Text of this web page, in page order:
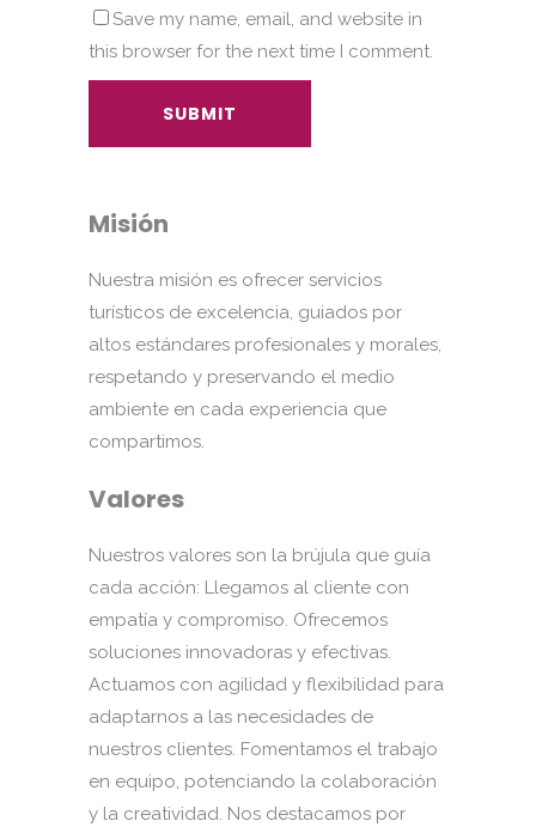
Save my name, email, and website in
this browser for the next time I comment.
Misión
Nuestra misión es ofrecer servicios
turísticos de excelencia, guiados por
altos estándares profesionales y morales,
respetando y preservando el medio
ambiente en cada experiencia que
compartimos.
Valores
Nuestros valores son la brújula que guía
cada acción: Llegamos al cliente con
empatía y compromiso. Ofrecemos
soluciones innovadoras y efectivas.
Actuamos con agilidad y flexibilidad para
adaptarnos a las necesidades de
nuestros clientes. Fomentamos el trabajo
en equipo, potenciando la colaboración
y la creatividad. Nos destacamos por